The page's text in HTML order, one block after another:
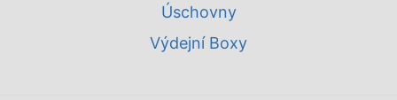
Úschovny
Výdejní Boxy